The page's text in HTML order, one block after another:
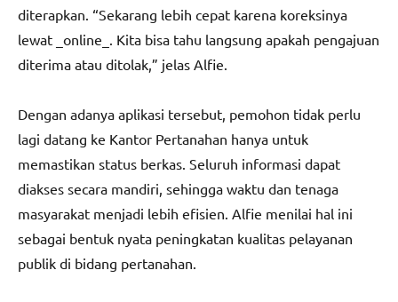
diterapkan. “Sekarang lebih cepat karena koreksinya
lewat _online_. Kita bisa tahu langsung apakah pengajuan
diterima atau ditolak,” jelas Alfie.
Dengan adanya aplikasi tersebut, pemohon tidak perlu
lagi datang ke Kantor Pertanahan hanya untuk
memastikan status berkas. Seluruh informasi dapat
diakses secara mandiri, sehingga waktu dan tenaga
masyarakat menjadi lebih efisien. Alfie menilai hal ini
sebagai bentuk nyata peningkatan kualitas pelayanan
publik di bidang pertanahan.